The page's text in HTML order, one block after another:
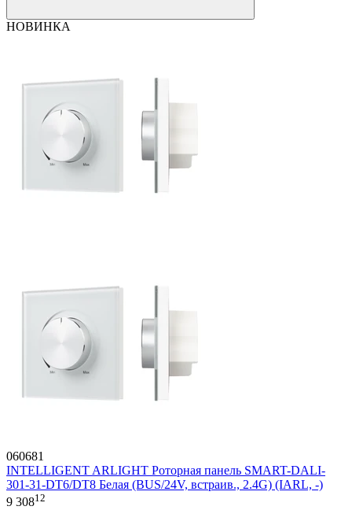
НОВИНКА
060681
INTELLIGENT ARLIGHT Роторная панель SMART-DALI-
301-31-DT6/DT8 Белая (BUS/24V, встраив., 2.4G) (IARL, -)
9 30812